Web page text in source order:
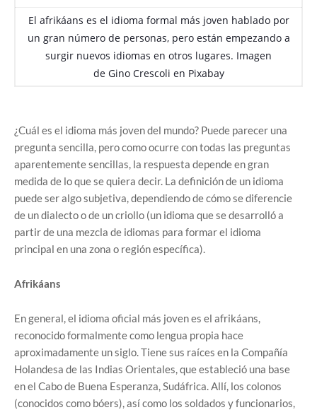
El afrikáans es el idioma formal más joven hablado por
un gran número de personas, pero están empezando a
surgir nuevos idiomas en otros lugares. Imagen
de Gino Crescoli en Pixabay
¿Cuál es el idioma más joven del mundo? Puede parecer una
pregunta sencilla, pero como ocurre con todas las preguntas
aparentemente sencillas, la respuesta depende en gran
medida de lo que se quiera decir. La definición de un idioma
puede ser algo subjetiva, dependiendo de cómo se diferencie
de un dialecto o de un criollo (un idioma que se desarrolló a
partir de una mezcla de idiomas para formar el idioma
principal en una zona o región específica).
Afrikáans
En general, el idioma oficial más joven es el afrikáans,
reconocido formalmente como lengua propia hace
aproximadamente un siglo. Tiene sus raíces en la Compañía
Holandesa de las Indias Orientales, que estableció una base
en el Cabo de Buena Esperanza, Sudáfrica. Allí, los colonos
(conocidos como bóers), así como los soldados y funcionarios,